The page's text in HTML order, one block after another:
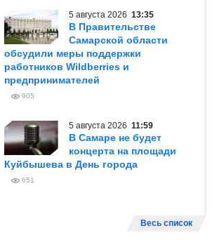
5 августа 2026 13:35
В Правительстве
Самарской области
обсудили меры поддержки
работников Wildberries и
предпринимателей
905
5 августа 2026 11:59
В Самаре не будет
концерта на площади
Куйбышева в День города
651
Весь список